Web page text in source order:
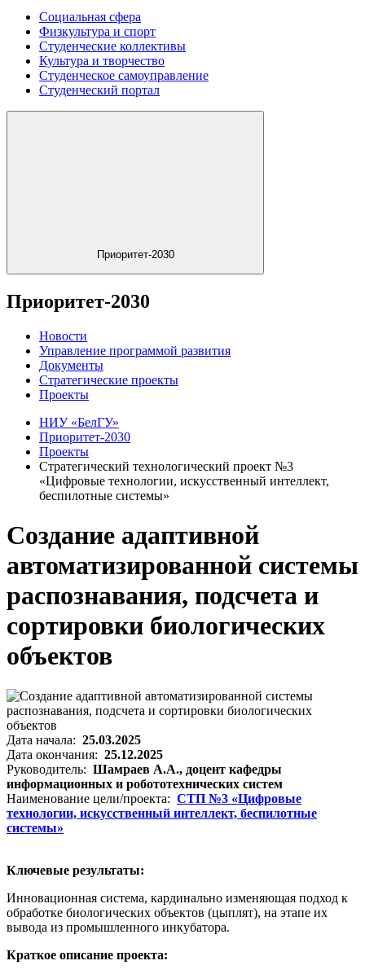
Социальная сфера
Физкультура и спорт
Студенческие коллективы
Культура и творчество
Студенческое самоуправление
Студенческий портал
Приоритет-2030
Приоритет-2030
Новости
Управление программой развития
Документы
Стратегические проекты
Проекты
НИУ «БелГУ»
Приоритет-2030
Проекты
Стратегический технологический проект №3
«Цифровые технологии, искусственный интеллект,
беспилотные системы»
Создание адаптивной
автоматизированной системы
распознавания, подсчета и
сортировки биологических
объектов
Дата начала: 25.03.2025
Дата окончания: 25.12.2025
Руководитель: Шамраев А.А., доцент кафедры
информационных и робототехнических систем
Наименование цели/проекта: СТП №3 «Цифровые
технологии, искусственный интеллект, беспилотные
системы»
Ключевые результаты:
Инновационная система, кардинально изменяющая подход к
обработке биологических объектов (цыплят), на этапе их
вывода из промышленного инкубатора.
Краткое описание проекта: